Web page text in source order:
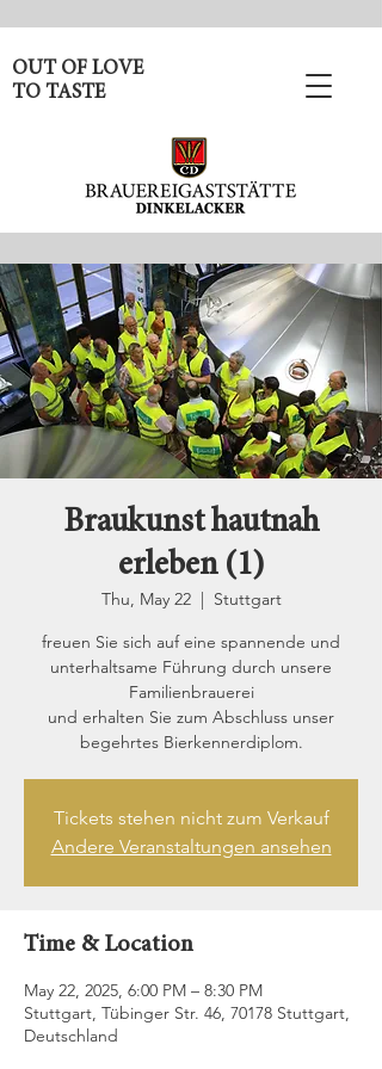
OUT OF LOVE
TO TASTE
Braukunst hautnah
erleben (1)
Thu, May 22
  |
Stuttgart
freuen Sie sich auf eine spannende und
unterhaltsame Führung durch unsere
Familienbrauerei
und erhalten Sie zum Abschluss unser
begehrtes Bierkennerdiplom.
Tickets stehen nicht zum Verkauf
Andere Veranstaltungen ansehen
Time & Location
May 22, 2025, 6:00 PM – 8:30 PM
Stuttgart, Tübinger Str. 46, 70178 Stuttgart,
Deutschland